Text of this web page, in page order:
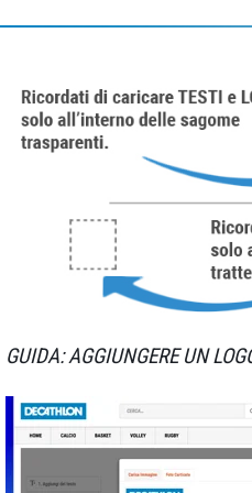
GUIDA: AGGIUNGERE UN